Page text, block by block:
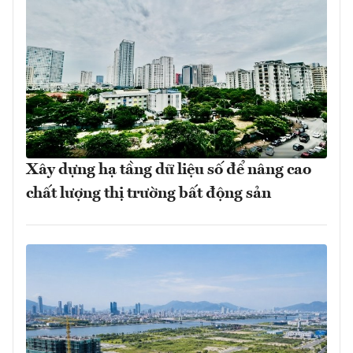
Xây dựng hạ tầng dữ liệu số để nâng cao
chất lượng thị trường bất động sản